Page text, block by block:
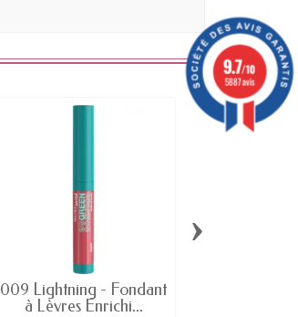
009 Lightning - Fondant
à Lèvres Enrichi...
›
9.7/10
5887 avis